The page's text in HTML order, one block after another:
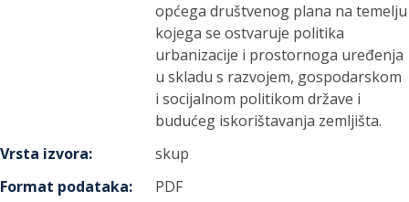
općega društvenog plana na temelju
kojega se ostvaruje politika
urbanizacije i prostornoga uređenja
u skladu s razvojem, gospodarskom
i socijalnom politikom države i
budućeg iskorištavanja zemljišta.
Vrsta izvora:
skup
Format podataka:
PDF